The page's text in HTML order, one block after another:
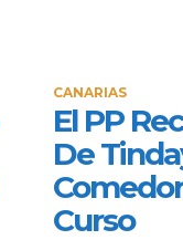
CANARIAS
El PP
De
Curso